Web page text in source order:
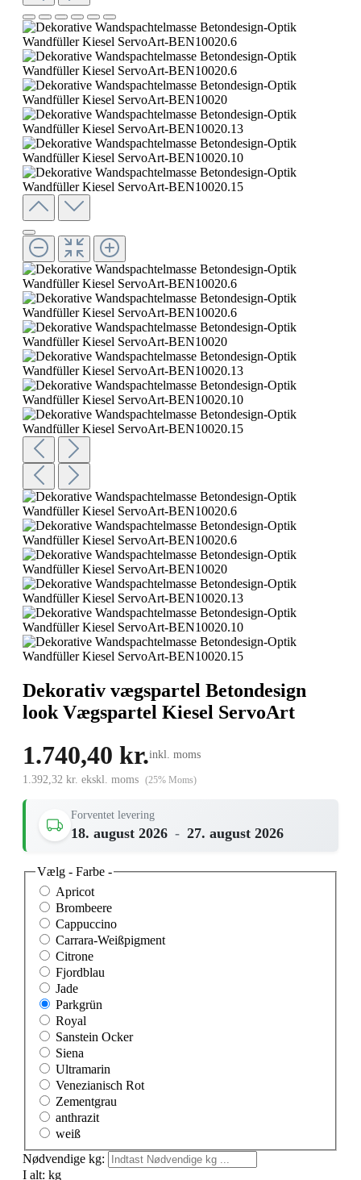
Dekorativ vægspartel Betondesign
look Vægspartel Kiesel ServoArt
1.740,40 kr.inkl. moms
1.392,32 kr. ekskl. moms (25% Moms)
Forventet levering
18. august 2026 - 27. august 2026
Vælg - Farbe -
Apricot
Brombeere
Cappuccino
Carrara-Weißpigment
Citrone
Fjordblau
Jade
Parkgrün
Royal
Sanstein Ocker
Siena
Ultramarin
Venezianisch Rot
Zementgrau
anthrazit
weiß
Nødvendige kg:
I alt: kg